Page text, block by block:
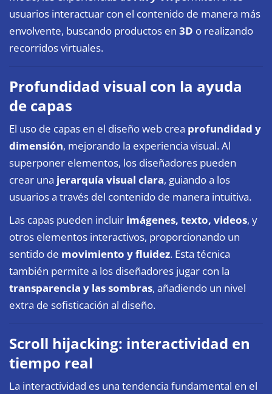
usuarios interactuar con el contenido de manera más
envolvente, buscando productos en 3D o realizando
recorridos virtuales.
Profundidad visual con la ayuda
de capas
El uso de capas en el diseño web crea profundidad y
dimensión, mejorando la experiencia visual. Al
superponer elementos, los diseñadores pueden
crear una jerarquía visual clara, guiando a los
usuarios a través del contenido de manera intuitiva.
Las capas pueden incluir imágenes, texto, videos, y
otros elementos interactivos, proporcionando un
sentido de movimiento y fluidez. Esta técnica
también permite a los diseñadores jugar con la
transparencia y las sombras, añadiendo un nivel
extra de sofisticación al diseño.
Scroll hijacking: interactividad en
tiempo real
La interactividad es una tendencia fundamental en el